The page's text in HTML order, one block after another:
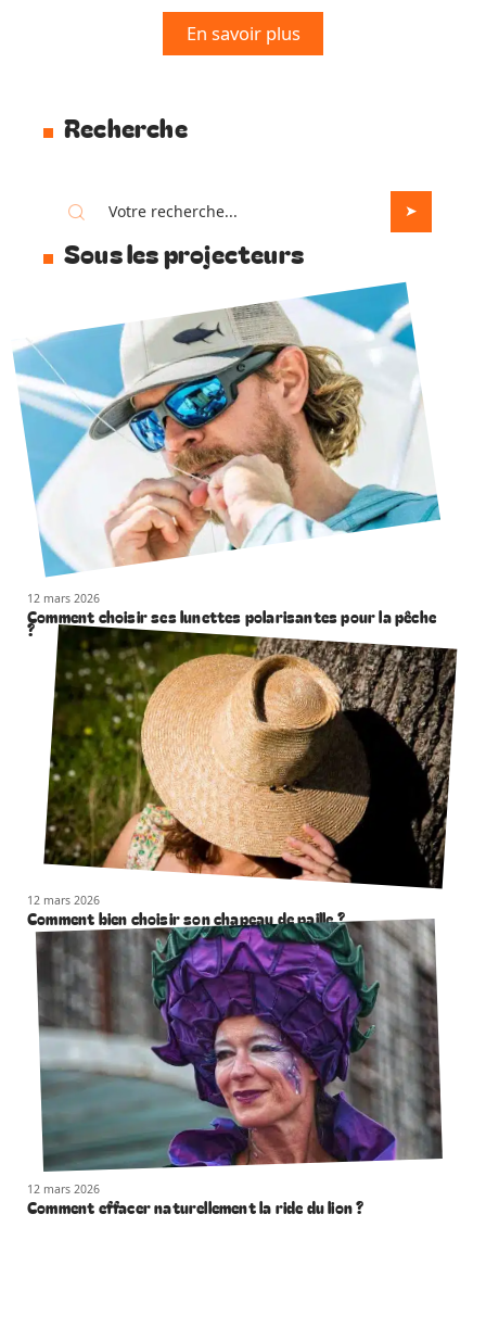
En savoir plus
Recherche
Sous les projecteurs
12 mars 2026
Comment choisir ses lunettes polarisantes pour la pêche
?
12 mars 2026
Comment bien choisir son chapeau de paille ?
12 mars 2026
Comment effacer naturellement la ride du lion ?